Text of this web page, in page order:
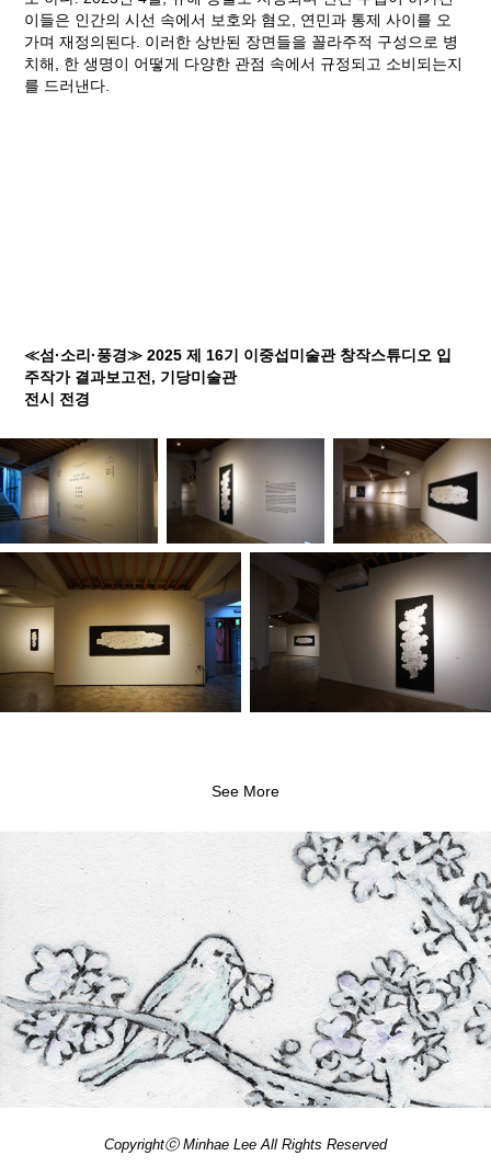
이들은 인간의 시선 속에서 보호와 혐오, 연민과 통제 사이를 오
가며 재정의된다. 이러한 상반된 장면들을 꼴라주적 구성으로 병
치해, 한 생명이 어떻게 다양한 관점 속에서 규정되고 소비되는지
를 드러낸다.
≪섬·소리·풍경≫ 2025 제 16기 이중섭미술관 창작스튜디오 입
주작가 결과보고전, 기당미술관
전시 전경
See More
참새와 벚꽃(2022)
Copyrightⓒ Minhae Lee All Rights Reserved